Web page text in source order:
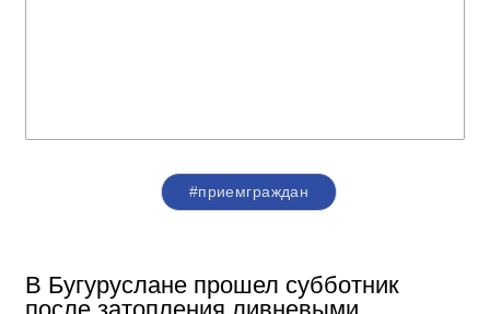
#приемграждан
В Бугуруслане прошел субботник